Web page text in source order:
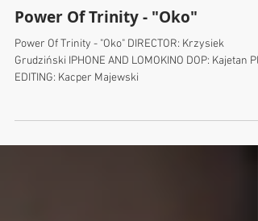
5 lip 2015
Power Of Trinity - "Oko"
Power Of Trinity - "Oko" DIRECTOR: Krzysiek
EDITING: Kacper Majewski